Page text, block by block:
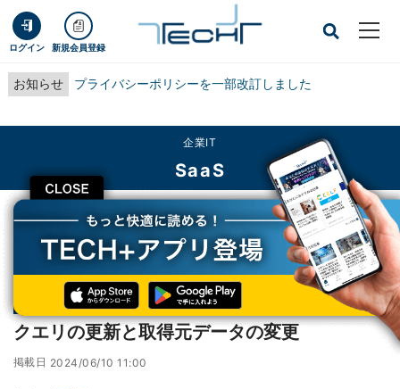
ログイン 新規会員登録
お知らせ プライバシーポリシーを一部改訂しました
CLOSE
企業IT
SaaS
TECH+ 企業IT SaaS クエリの更新と取得元データの変更
連載
Excelをノーコードで自動化しよう! パワークエリの教科書
クエリの更新と取得元データの変更
掲載日 2024/06/10 11:00